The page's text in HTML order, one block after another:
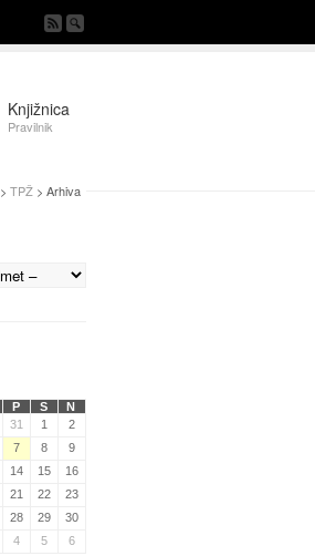
Knjižnica
Pravilnik
> TPŽ > Arhiva
P S
N
31 1
2
7 8
9
14 15
16
21 22
23
28 29
30
4 5 6